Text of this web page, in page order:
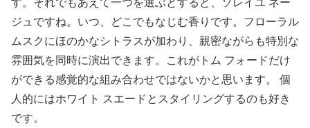
ジュですね。いつ、どこでもなじむ香りです。フローラル
ムスクにほのかなシトラスが加わり、親密ながらも特別な
雰囲気を同時に演出できます。これがトム フォードだけ
ができる感覚的な組み合わせではないかと思います。 個
人的にはホワイト スエードとスタイリングするのも好き
です。